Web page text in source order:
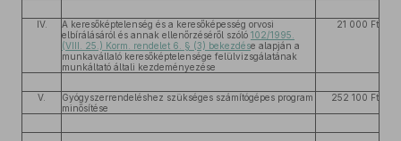
IV.
A keresőképtelenség és a keresőképesség orvosi
elbírálásáról és annak ellenőrzéséről szóló 102/1995.
(VIII. 25.) Korm. rendelet 6. § (3) bekezdése alapján a
munkavállaló keresőképtelensége felülvizsgálatának
munkáltató általi kezdeményezése
21 000 Ft
V.
Gyógyszerrendeléshez szükséges számítógépes program
minősítése
252 100 Ft